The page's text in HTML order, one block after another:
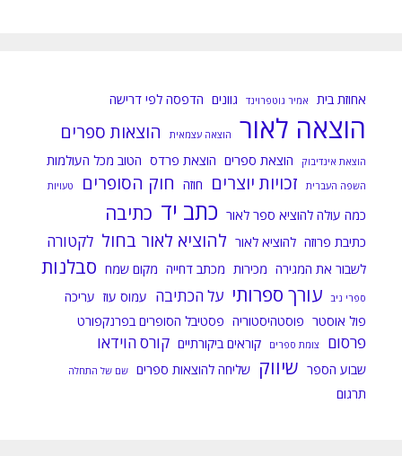
אחוזת בית אמיר גוטפרוינד גוונים הדפסה לפי דרישה
הוצאה לאור הוצאה עצמאית הוצאות ספרים
הוצאת אינדיבוק הוצאת ספרים הוצאת פרדס הטוב מכל העולמות
השפה העברית זכויות יוצרים חוזה חוק הסופרים טעויות
כמה עולה להוציא ספר לאור כתב יד כתיבה
כתיבת פרוזה להוציא לאור להוציא לאור בחול לקטורה
לשבור את המגירה מכירות מכתב דחייה מקום שמח סבלנות
ספרי ניב עורך ספרותי על הכתיבה עמוס עוז עריכה
פול אוסטר פוסטהיסטוריה פסטיבל הסופרים בפרנקפורט
פרסום צומת ספרים קוראים ביקורתיים קורס הוידאו
שבוע הספר שיווק שליחה להוצאות ספרים שם של התחלה
תרגום